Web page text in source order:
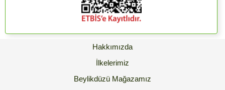
Hakkımızda
İlkelerimiz
Beylikdüzü Mağazamız